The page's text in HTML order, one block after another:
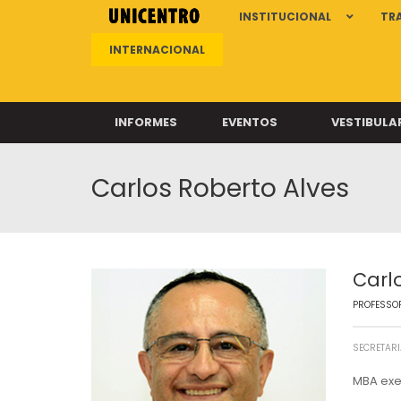
INSTITUCIONAL
INTERNACIONAL
INFORMES EVENTOS
Carlos Roberto Alves
MBA